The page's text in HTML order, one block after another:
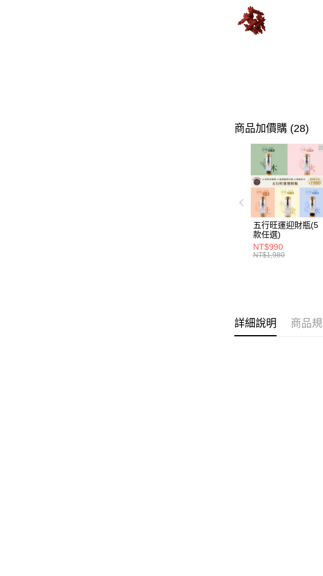
商品加價購 (28)
五行旺運迎財瓶(5
款任選)
NT$990
NT$1,980
詳細說明 商品